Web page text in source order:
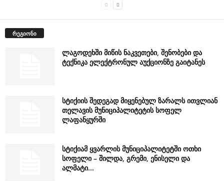
რეგიონი
ლაგოდეხში მიწის ნაკვეთები, შენობები და
ტექნიკა ელექტრონულ აუქციონზე გაიტანეს
სტიქიის შედეგად მიყენებულ ზარალს ითვლიან
თელავის მუნიციპალიტეტის სოფელ
ლაფანყურში
სტიქიამ ყვარლის მუნიციპალიტეტში ოთხი
სოფელი – შილდა, გრემი, ენისელი და
ალმატი...